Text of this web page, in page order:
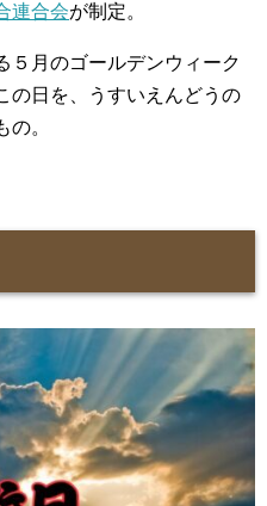
連合会が制定。
５月のゴールデンウィーク
の日を、うすいえんどうの
。